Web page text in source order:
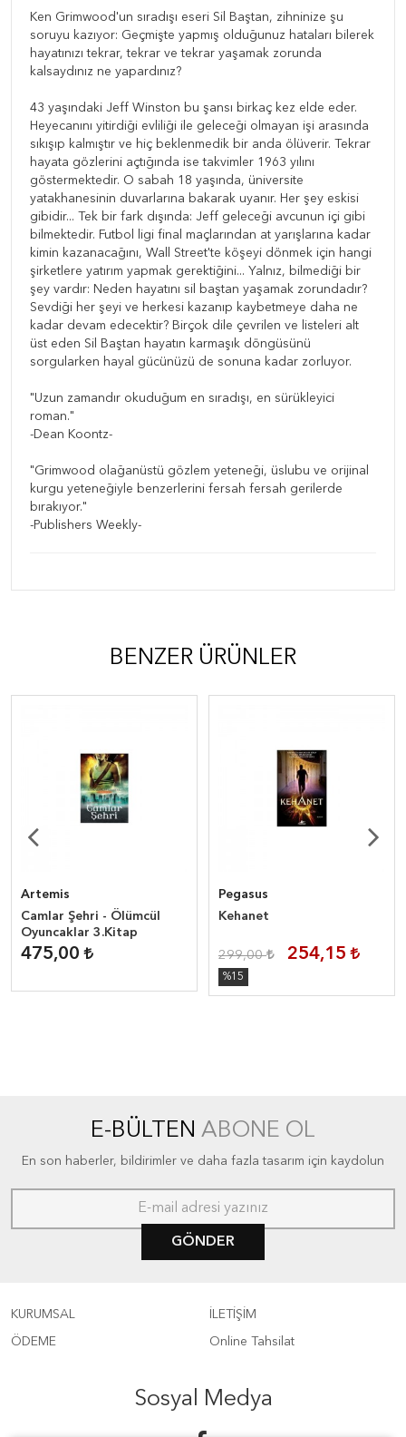
Ken Grimwood'un sıradışı eseri Sil Baştan, zihninize şu
soruyu kazıyor: Geçmişte yapmış olduğunuz hataları bilerek
hayatınızı tekrar, tekrar ve tekrar yaşamak zorunda
kalsaydınız ne yapardınız?
43 yaşındaki Jeff Winston bu şansı birkaç kez elde eder.
Heyecanını yitirdiği evliliği ile geleceği olmayan işi arasında
sıkışıp kalmıştır ve hiç beklenmedik bir anda ölüverir. Tekrar
hayata gözlerini açtığında ise takvimler 1963 yılını
göstermektedir. O sabah 18 yaşında, üniversite
yatakhanesinin duvarlarına bakarak uyanır. Her şey eskisi
gibidir... Tek bir fark dışında: Jeff geleceği avcunun içi gibi
bilmektedir. Futbol ligi final maçlarından at yarışlarına kadar
kimin kazanacağını, Wall Street'te köşeyi dönmek için hangi
şirketlere yatırım yapmak gerektiğini... Yalnız, bilmediği bir
şey vardır: Neden hayatını sil baştan yaşamak zorundadır?
Sevdiği her şeyi ve herkesi kazanıp kaybetmeye daha ne
kadar devam edecektir? Birçok dile çevrilen ve listeleri alt
üst eden Sil Baştan hayatın karmaşık döngüsünü
sorgularken hayal gücünüzü de sonuna kadar zorluyor.
"Uzun zamandır okuduğum en sıradışı, en sürükleyici
roman."
-Dean Koontz-
"Grimwood olağanüstü gözlem yeteneği, üslubu ve orijinal
kurgu yeteneğiyle benzerlerini fersah fersah gerilerde
bırakıyor."
-Publishers Weekly-
BENZER ÜRÜNLER
Artemis
Camlar Şehri - Ölümcül
Oyuncaklar 3.Kitap
475,00
Pegasus
Kehanet
299,00 254,15
%15
E-BÜLTEN ABONE OL
En son haberler, bildirimler ve daha fazla tasarım için kaydolun
GÖNDER
KURUMSAL
ÖDEME
İLETİŞİM
Online Tahsilat
Sosyal Medya